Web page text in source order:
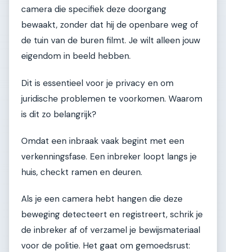
camera die specifiek deze doorgang
bewaakt, zonder dat hij de openbare weg of
de tuin van de buren filmt. Je wilt alleen jouw
eigendom in beeld hebben.
Dit is essentieel voor je privacy en om
juridische problemen te voorkomen. Waarom
is dit zo belangrijk?
Omdat een inbraak vaak begint met een
verkenningsfase. Een inbreker loopt langs je
huis, checkt ramen en deuren.
Als je een camera hebt hangen die deze
beweging detecteert en registreert, schrik je
de inbreker af of verzamel je bewijsmateriaal
voor de politie. Het gaat om gemoedsrust: